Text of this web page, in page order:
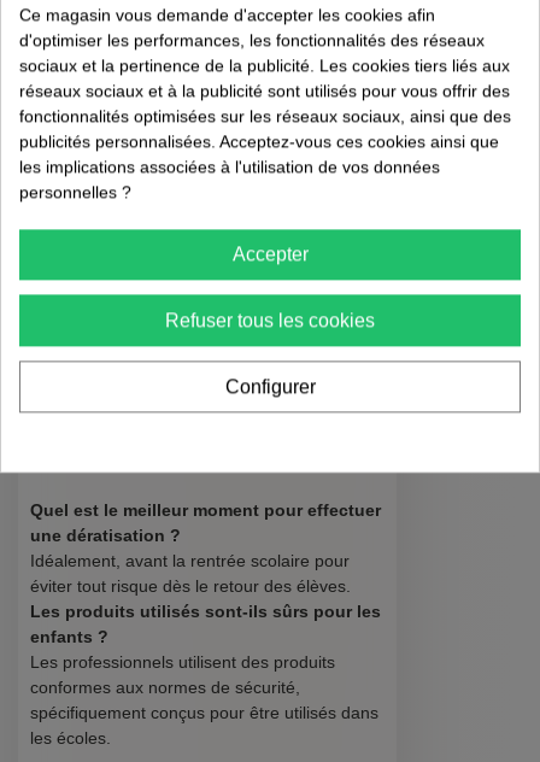
Après l'intervention initiale, un suivi régulier
est essentiel pour s'assurer que les mesures
mises en place sont efficaces et que les
rongeurs ne reviennent pas. Cela peut inclure
des inspections trimestrielles et des
fonction des résultats obtenus.
FAQ : Questions
Fréquentes sur la
Dératisation en
Quel est le meilleur moment pour effectuer
une dératisation ?
Idéalement, avant la rentrée scolaire pour
éviter tout risque dès le retour des élèves.
Les produits utilisés sont-ils sûrs pour les
enfants ?
Les professionnels utilisent des produits
conformes aux normes de sécurité,
spécifiquement conçus pour être utilisés dans
les écoles.
et
tiques
l'humain
retrait
Ce magasin vous demande d'accepter les cookies afin
d'optimiser les performances, les fonctionnalités des réseaux
sociaux et la pertinence de la publicité. Les cookies tiers liés aux
réseaux sociaux et à la publicité sont utilisés pour vous offrir des
fonctionnalités optimisées sur les réseaux sociaux, ainsi que des
publicités personnalisées. Acceptez-vous ces cookies ainsi que
les implications associées à l'utilisation de vos données
personnelles ?
Accepter
Refuser tous les cookies
Configurer